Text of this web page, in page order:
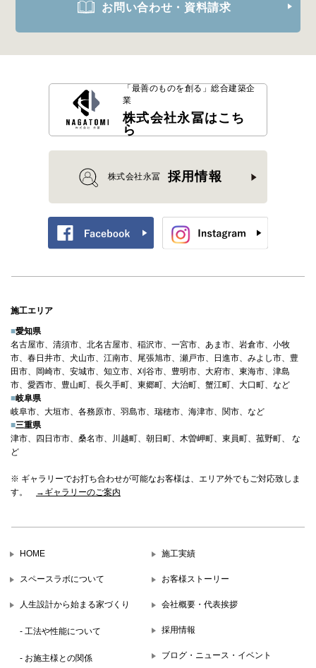
お問い合わせ・資料請求
「最善のものを創る」 総合建築企
業
株式会社永冨はこち
ら
株式会社永冨 採用情報
施工エリア
■愛知県
名古屋市、清須市、北名古屋市、稲沢市、一宮市、あま市、岩倉市、小牧
市、春日井市、犬山市、江南市、尾張旭市、瀬戸市、日進市、みよし市、豊
田市、岡崎市、安城市、知立市、刈谷市、豊明市、大府市、東海市、津島
市、愛西市、豊山町、長久手町、東郷町、大治町、蟹江町、大口町、など
■岐阜県
岐阜市、大垣市、各務原市、羽島市、瑞穂市、海津市、関市、など
■三重県
津市、四日市市、桑名市、川越町、朝日町、木曽岬町、東員町、菰野町、 な
ど
※ ギャラリーでお打ち合わせが可能なお客様は、エリア外でもご対応致しま
す。
→ギャラリーのご案内
HOME
スペースラボについて
人生設計から始まる家づくり
- 工法や性能について
- お施主様との関係
施工実績
お客様ストーリー
会社概要・代表挨拶
採用情報
ブログ・ニュース・イベント